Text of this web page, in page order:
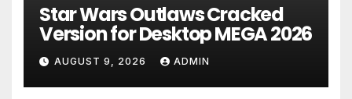
Star Wars Outlaws Cracked
Version for Desktop MEGA 2026
AUGUST 9, 2026 ADMIN